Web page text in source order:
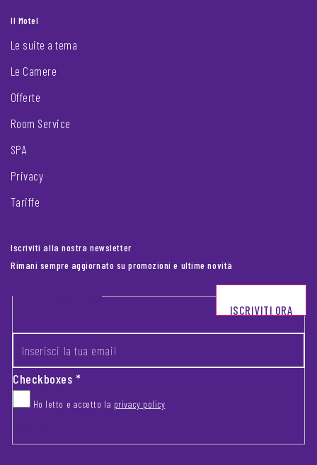
Il Motel
Le suite a tema
Le Camere
Offerte
Room Service
SPA
Privacy
Tariffe
Iscriviti alla nostra newsletter
Rimani sempre aggiornato su promozioni e ultime novità
Footer newsletter
Checkboxes*
Ho letto e accetto la privacy policy
ISCRIVITI ORA